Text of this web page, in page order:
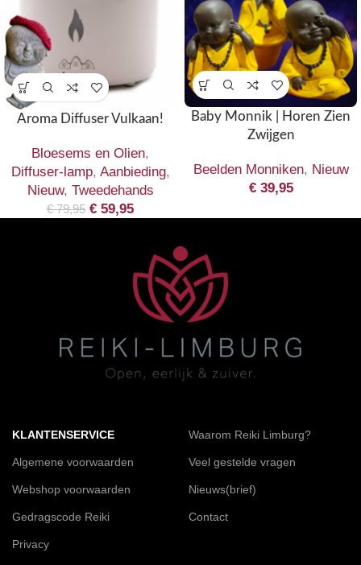
Aroma Diffuser Vulkaan!
Bloesems en Olien,
Diffuser-lamp, Aanbieding,
Nieuw, Tweedehands
€79,95 € 59,95
Baby Monnik | Horen Zien
Zwijgen
Beelden Monniken, Nieuw
€39,95
KLANTENSERVICE
Algemene voorwaarden
Webshop voorwaarden
Gedragscode Reiki
Privacy
Waarom Reiki Limburg?
Veel gestelde vragen
Nieuws(brief)
Contact